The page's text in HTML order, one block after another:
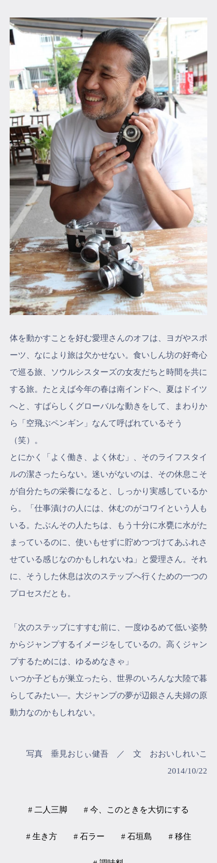
体を動かすことを好む愛理さんのオフは、ヨガやスポ
ーツ、なにより旅は欠かせない。食いしん坊の好奇心
で巡る旅、ソウルシスターズの女友だちと時間を共に
する旅。たとえば今年の春は南インドへ、夏はドイツ
へと、すばらしくグローバルな動きをして、まわりか
ら「空飛ぶペンギン」なんて呼ばれているそう
（笑）。
とにかく「よく働き、よく休む」、そのライフスタイ
ルの潔さったらない。迷いがないのは、その休息こそ
が自分たちの栄養になると、しっかり実感しているか
ら。「仕事漬けの人には、休むのがコワイという人も
いる。たぶんその人たちは、もう十分に水甕に水がた
まっているのに、使いもせずに貯めつづけてあふれさ
せている感じなのかもしれないね」と愛理さん。それ
に、そうした休息は次のステップへ行くための一つの
プロセスだとも。
「次のステップにすすむ前に、一度ゆるめて低い姿勢
からジャンプするイメージをしているの。高くジャン
プするためには、ゆるめなきゃ」
いつか子どもが巣立ったら、世界のいろんな大陸で暮
らしてみたい―。大ジャンプの夢が辺銀さん夫婦の原
動力なのかもしれない。
写真 垂見おじぃ健吾 ／ 文 おおいしれいこ
2014/10/22
# 二人三脚 # 今、このときを大切にする
# 生き方 # 石ラー # 石垣島 # 移住